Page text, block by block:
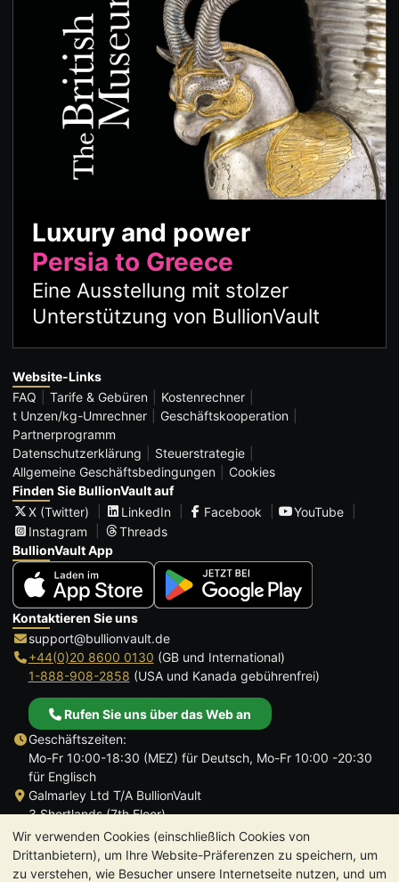
Wir verwenden Cookies (einschließlich Cookies von
Drittanbietern), um Ihre Website-Präferenzen zu speichern, um
zu verstehen, wie Besucher unsere Internetseite nutzen, und um
Luxury and power
Persia to Greece
Eine Ausstellung mit stolzer
Unterstützung von BullionVault
Website-Links
FAQ
Tarife & Gebüren
Kostenrechner
t Unzen/kg-Umrechner
Geschäftskooperation
Partnerprogramm
Datenschutzerklärung
Steuerstrategie
Allgemeine Geschäftsbedingungen
Cookies
Finden Sie BullionVault auf
X (Twitter)
LinkedIn Facebook
YouTube
Instagram
Threads
BullionVault App
Kontaktieren Sie uns
support@bullionvault.de
+44(0)20 8600 0130 (GB und International)
1-888-908-2858 (USA und Kanada gebührenfrei)
Rufen Sie uns über das Web an
Geschäftszeiten:
Mo-Fr 10:00-18:30 (MEZ) für Deutsch, Mo-Fr 10:00 -20:30
für Englisch
Galmarley Ltd T/A BullionVault
3 Shortlands (7th Floor)
Hammersmith
London
W6 8DA